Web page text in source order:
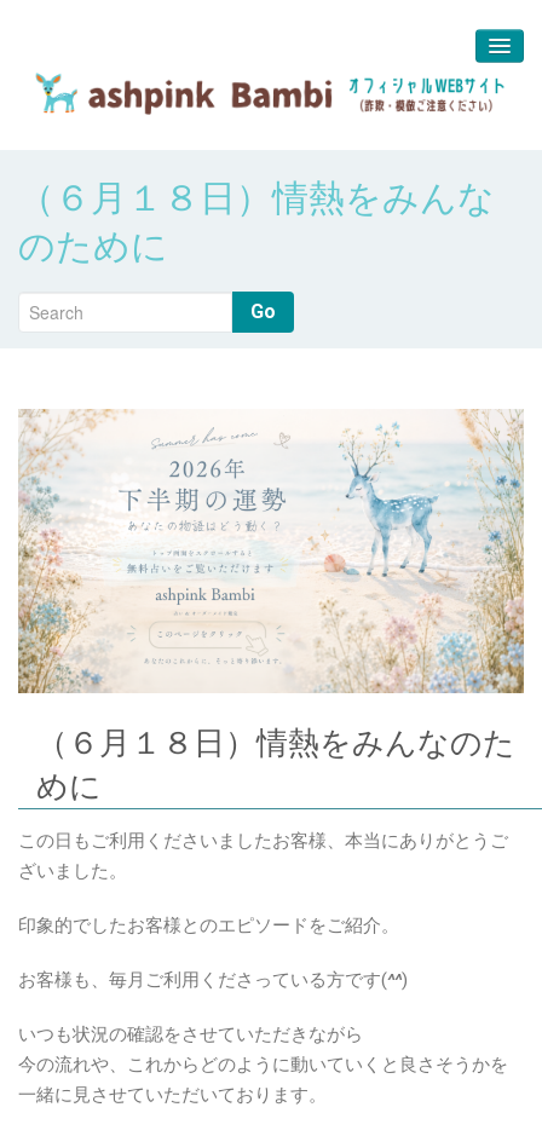
about us
堀江 真代
（６月１８日）情熱をみんな
のために
Go
（６月１８日）情熱をみんなのた
めに
この日もご利用くださいましたお客様、本当にありがとうご
ざいました。
印象的でしたお客様とのエピソードをご紹介。
お客様も、毎月ご利用くださっている方です(^^)
いつも状況の確認をさせていただきながら
今の流れや、これからどのように動いていくと良さそうかを
一緒に見させていただいております。